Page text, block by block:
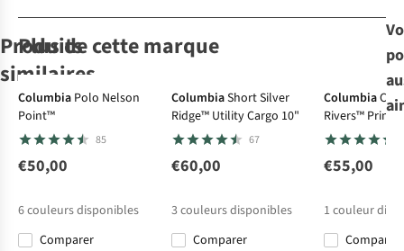
Produits
similaires
Jack Wolfskin
Short Hikeout
Shorts M
Jack Wolfskin
Short Pico Trail
Shorts M
Short Pico Trail
Shorts M
Short M
Exploration
Short
Plus de cette marque
Columbia Polo Nelson
Point™
85
€50,00
6couleurs disponibles
Comparer
ColumbiaShort Silver
Ridge™ Utility Cargo 10"
67
€60,00
3couleurs disponibles
Comparer
Columbia
Rivers™
Sleeve Shirt
€55,00
1 couleur
Comparer